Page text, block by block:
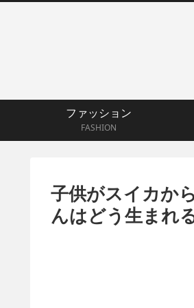
ファッション
FASHION
子供がスイカか
んはどう生まれ